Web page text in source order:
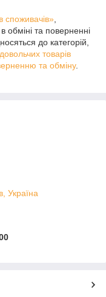
споживачів»
обміні та поверненні
до категорій,
товарів
та обміну.
Україна